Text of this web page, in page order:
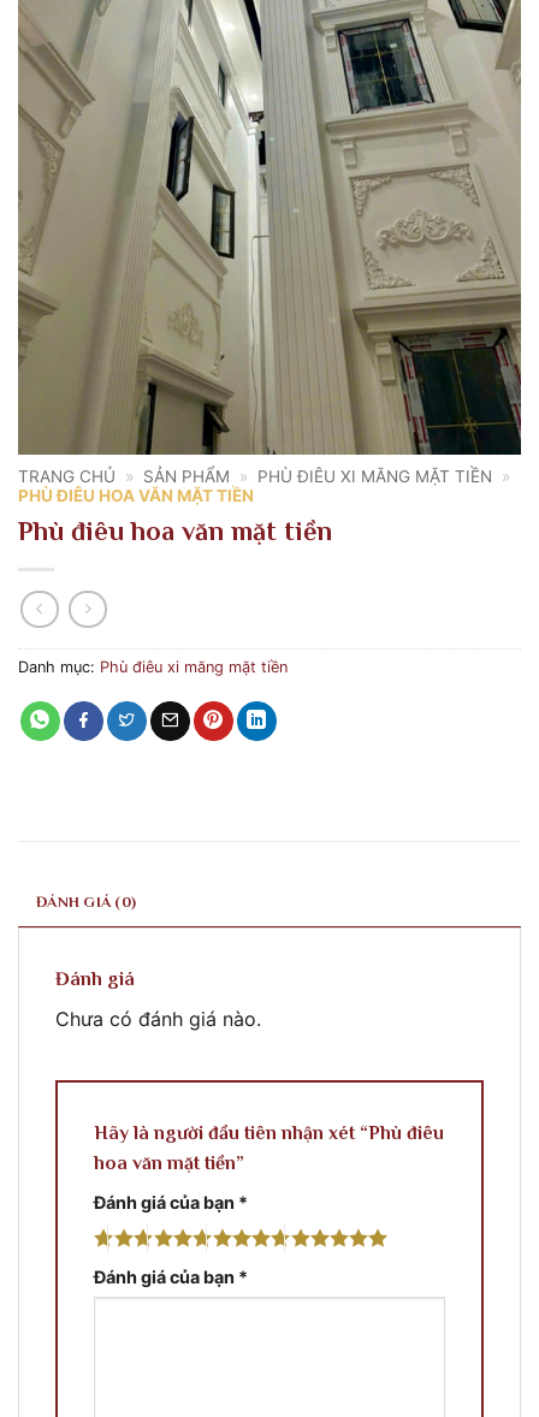
TRANG CHỦ » SẢN PHẨM » PHÙ ĐIÊU XI MĂNG MẶT TIỀN
»
PHÙ ĐIÊU HOA VĂN MẶT TIỀN
Phù điêu hoa văn mặt tiền
Danh mục: Phù điêu xi măng mặt tiền
ĐÁNH GIÁ (0)
Đánh giá
Chưa có đánh giá nào.
Hãy là người đầu tiên nhận xét “Phù điêu
hoa văn mặt tiền”
Đánh giá của bạn *
Đánh giá của bạn *